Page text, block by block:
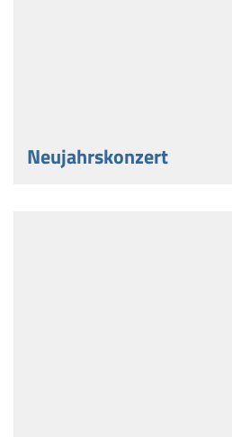
Neujahrskonzert